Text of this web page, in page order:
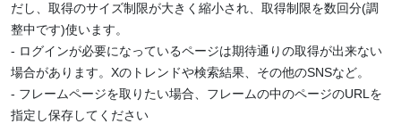
だし、取得のサイズ制限が大きく縮小され、取得制限を数回分(調
整中です)使います。
- ログインが必要になっているページは期待通りの取得が出来ない
場合があります。Xのトレンドや検索結果、その他のSNSなど。
- フレームページを取りたい場合、フレームの中のページのURLを
指定し保存してください